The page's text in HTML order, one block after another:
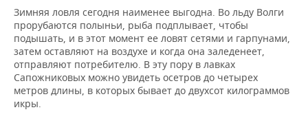
Зимняя ловля сегодня наименее выгодна. Во льду Волги
прорубаются полыньи, рыба подплывает, чтобы
подышать, и в этот момент ее ловят сетями и гарпунами,
затем оставляют на воздухе и когда она заледенеет,
отправляют потребителю. В эту пору в лавках
Сапожниковых можно увидеть осетров до четырех
метров длины, в которых бывает до двухсот килограммов
икры.